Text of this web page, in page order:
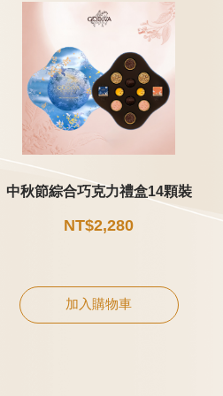
中秋節綜合巧克力禮盒14顆裝
NT$2,280
加入購物車